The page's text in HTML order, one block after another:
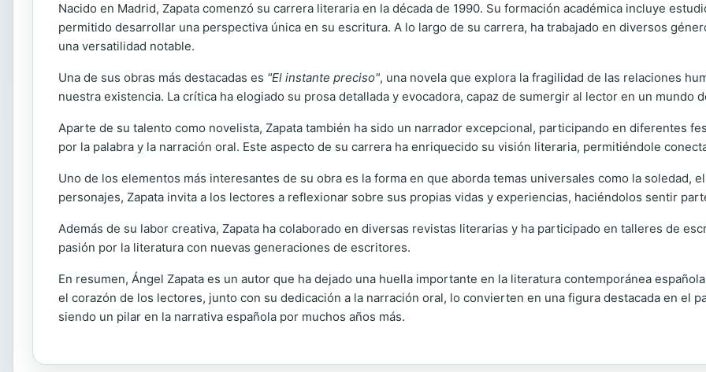
Nacido en Madrid, Zapata comenzó su carrera literaria en la década de 1990. Su formación académica incluye
permitido desarrollar una perspectiva única en su escritura. A lo largo de su carrera, ha trabajado en diversos
una versatilidad notable.
Una de sus obras más destacadas es "El instante preciso", una novela que explora la fragilidad de las relaciones
nuestra existencia. La crítica ha elogiado su prosa detallada y evocadora, capaz de sumergir al lector en un mundo
Aparte de su talento como novelista, Zapata también ha sido un narrador excepcional, participando en diferentes
por la palabra y la narración oral. Este aspecto de su carrera ha enriquecido su visión literaria, permitiéndole
Uno de los elementos más interesantes de su obra es la forma en que aborda temas universales como la soledad,
personajes, Zapata invita a los lectores a reflexionar sobre sus propias vidas y experiencias, haciéndolos sentir
Además de su labor creativa, Zapata ha colaborado en diversas revistas literarias y ha participado en talleres de
pasión por la literatura con nuevas generaciones de escritores.
En resumen, Ángel Zapata es un autor que ha dejado una huella importante en la literatura contemporánea
el corazón de los lectores, junto con su dedicación a la narración oral, lo convierten en una figura destacada en el
siendo un pilar en la narrativa española por muchos años más.